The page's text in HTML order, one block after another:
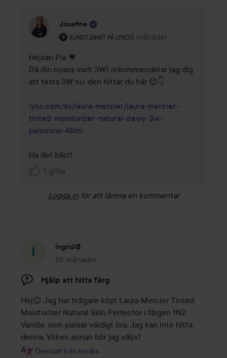
Josefine
KUNDTJÄNST PÅ LYKO
Användarens roll: Kundtjänst på Lyko.
8 månader
Kommentaren lades 8
Hejsan Pia 💗
Då din nyans varit 3W1 rekommenderar jag dig
att testa 3W nu, den hittar du här 😊👇
lyko.com/sv/laura-mercier/laura-mercier-
tinted-moisturizer-natural-dewy-3w-
palomino-45ml
Ha det bäst!
1 gillar
Logga in för att lämna en kommentar
Ingrid🎨
10 månader
Inlägget skapades 10 månader
Hjälp att hitta färg
Hej😊 Jag har tidigare köpt Laura Mercier Tinted
Moisturizer Natural Skin Perfector i färgen 1N2
Vanille, som passar väldigt bra. Jag kan inte hitta
denna. Vilken annan bör jag välja?
Översatt från norska